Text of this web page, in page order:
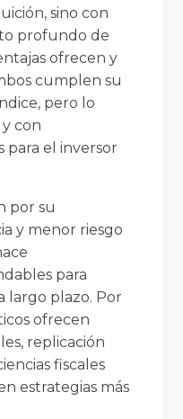
sino con
profundo de
ofrecen y
cumplen su
pero lo
con
para el inversor
por su
y menor riesgo
para
largo plazo. Por
ofrecen
replicación
fiscales
estrategias más